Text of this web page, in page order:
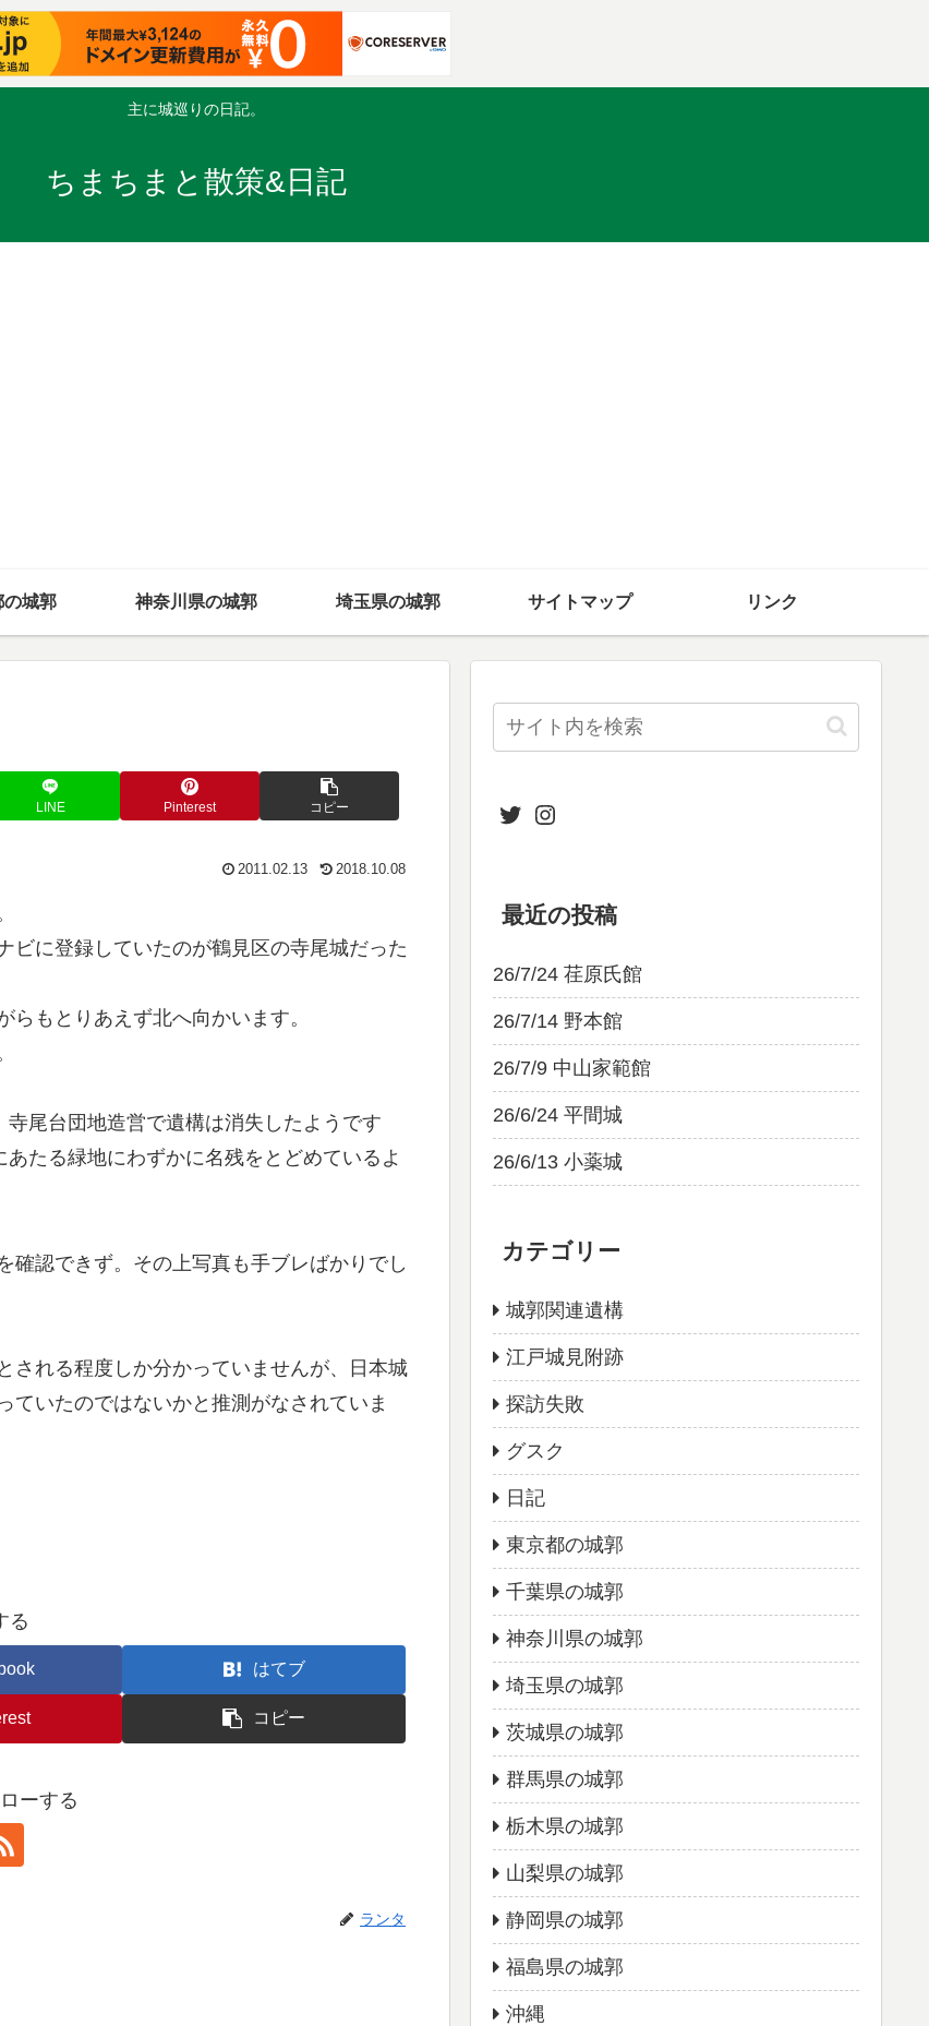
主に城巡りの日記。
ちまちまと散策&日記
の城郭 神奈川県の城郭 埼玉県の城郭 サイトマップ リンク
LINE Pinterest コピー
2011.02.13 2018.10.08
ビに登録していたのが鶴見区の寺尾城だった
もとりあえず北へ向かいます。
寺尾台団地造営で遺構は消失したようです
たる緑地にわずかに名残をとどめているよ
確認できず。その上写真も手ブレばかりでし
される程度しか分かっていませんが、日本城
ていたのではないかと推測がなされていま
る
はてブ
コピー
ーする
ランタ
Twitter
最近の投稿
26/7/24 荏原氏館
26/7/14 野本館
26/7/9 中山家範館
26/6/24 平間城
26/6/13 小薬城
カテゴリー
城郭関連遺構
江戸城見附跡
探訪失敗
グスク
日記
東京都の城郭
千葉県の城郭
神奈川県の城郭
埼玉県の城郭
茨城県の城郭
群馬県の城郭
栃木県の城郭
山梨県の城郭
静岡県の城郭
福島県の城郭
沖縄